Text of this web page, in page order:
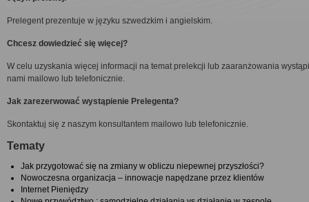
Prelegent prezentuje w języku szwedzkim i angielskim.
Chcesz dowiedzieć się więcej?
W celu uzyskania więcej informacji na temat prelekcji lub zaaranżowania
nami mailowo lub telefonicznie.
Jak zarezerwować wystąpienie Prelegenta?
Skontaktuj się z naszym konsultantem mailowo lub telefonicznie.
Tematy
Jak przygotować się na zmiany w obliczu niepewnej przyszłości?
Nowoczesna organizacja – innowacje napędzane przez klientów
Internet Pieniędzy